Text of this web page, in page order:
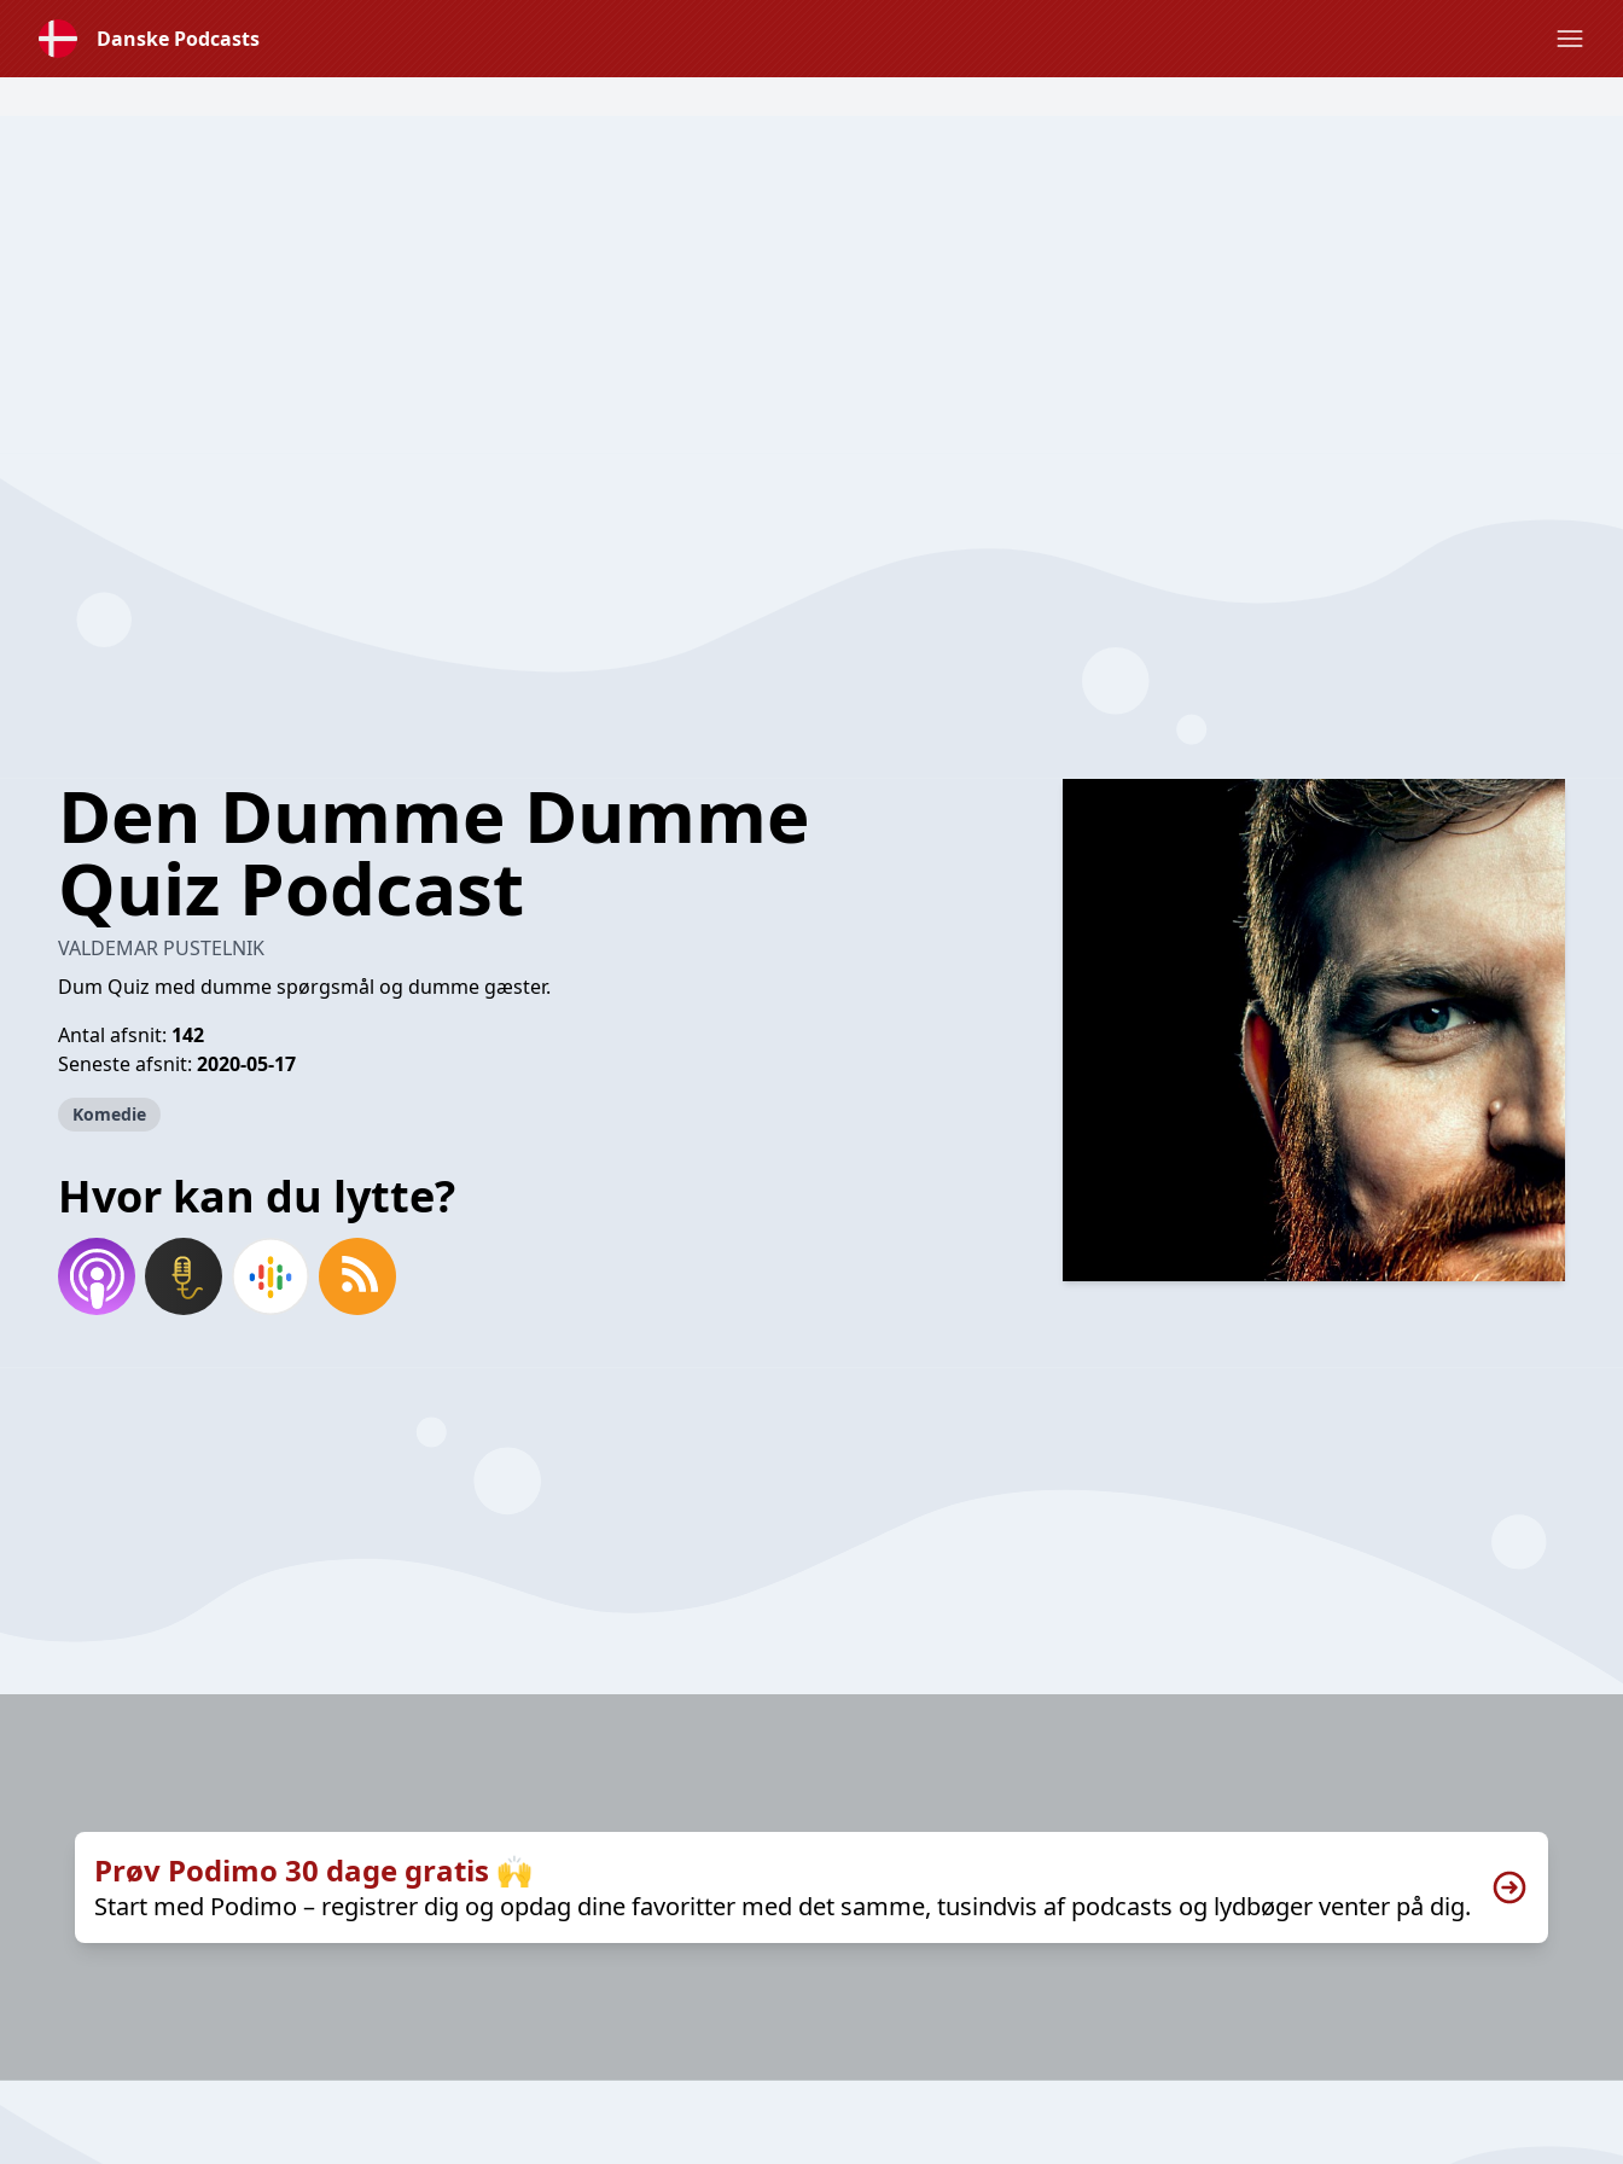
Danske Podcasts
Den Dumme Dumme
Quiz Podcast
VALDEMAR PUSTELNIK
Dum Quiz med dumme spørgsmål og dumme gæster.
Antal afsnit: 142
Seneste afsnit: 2020-05-17
Komedie
Hvor kan du lytte?
Prøv Podimo 30 dage gratis 🙌
Start med Podimo – registrer dig og opdag dine favoritter med det samme, tusindvis af podcasts og lydbøger venter på dig.